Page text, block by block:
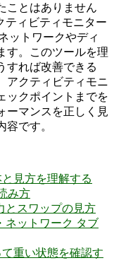
ことはありません
ティビティモニター
ットワークやディ
す。このツールを理
すれば改善できる
アクティビティモニ
ックポイントまでを
ーマンスを正しく見
です。
見方を理解する
み方
とスワップの見方
ネットワーク タブ
重い状態を確認す